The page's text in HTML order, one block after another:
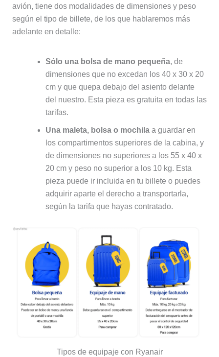
avión, tiene dos modalidades de dimensiones y peso
según el tipo de billete, de los que hablaremos más
adelante en detalle:
Sólo una bolsa de mano pequeña, de
dimensiones que no excedan los 40 x 30 x 20
cm y que quepa debajo del asiento delante
del nuestro. Esta pieza es gratuita en todas las
tarifas.
Una maleta, bolsa o mochilaa guardar en
los compartimentos superiores de la cabina, y
de dimensiones no superiores a los 55 x 40 x
20 cm y peso no superior a los 10 kg. Esta
pieza puede ir incluida en tu billete o puedes
adquirir aparte el derecho a transportarla,
según la tarifa que hayas contratado.
Tipos de equipaje con Ryanair